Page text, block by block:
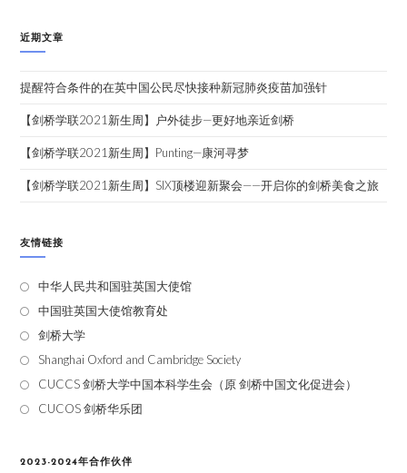
近期文章
提醒符合条件的在英中国公民尽快接种新冠肺炎疫苗加强针
【剑桥学联2021新生周】户外徒步—更好地亲近剑桥
【剑桥学联2021新生周】Punting—康河寻梦
【剑桥学联2021新生周】SIX顶楼迎新聚会——开启你的剑桥美食之旅
友情链接
中华人民共和国驻英国大使馆
中国驻英国大使馆教育处
剑桥大学
Shanghai Oxford and Cambridge Society
CUCCS 剑桥大学中国本科学生会（原 剑桥中国文化促进会）
CUCOS 剑桥华乐团
2023-2024年合作伙伴